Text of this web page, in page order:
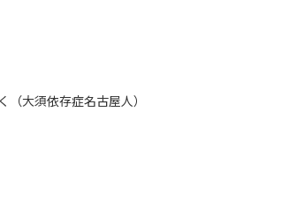
（大須依存症名古屋人）